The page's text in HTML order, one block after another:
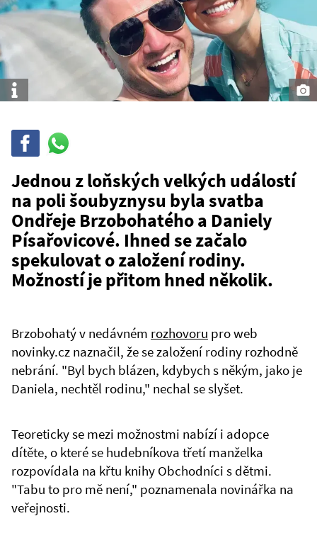
Info
Sdílej
WhatsAppu
Jednou z loňských velkých událostí
na poli šoubyznysu byla svatba
Ondřeje Brzobohatého a Daniely
Písařovicové. Ihned se začalo
spekulovat o založení rodiny.
Možností je přitom hned několik.
Brzobohatý v nedávném rozhovoru pro web
novinky.cz naznačil, že se založení rodiny rozhodně
nebrání. "Byl bych blázen, kdybych s někým, jako je
Daniela, nechtěl rodinu," nechal se slyšet.
Teoreticky se mezi možnostmi nabízí i adopce
dítěte, o které se hudebníkova třetí manželka
rozpovídala na křtu knihy Obchodníci s dětmi.
"Tabu to pro mě není," poznamenala novinářka na
veřejnosti.